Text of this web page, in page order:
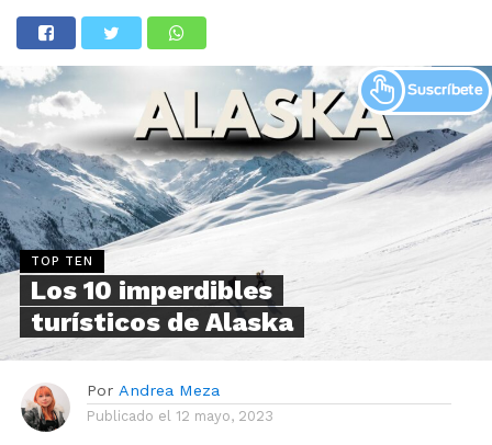
TOP TEN
Los 10 imperdibles
turísticos de Alaska
Por Andrea Meza
Publicado el 12 mayo, 2023